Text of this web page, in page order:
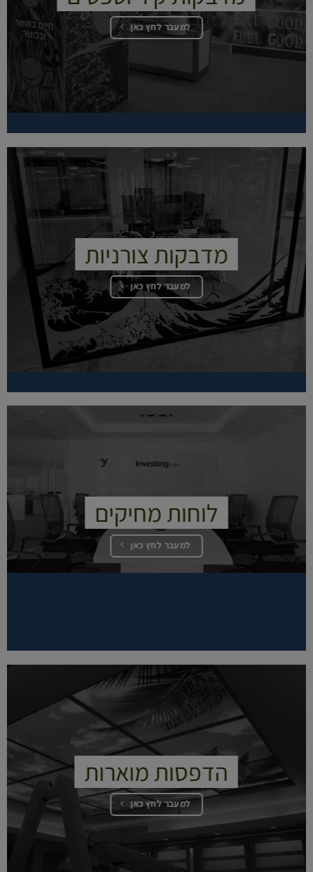
למעבר לחץ כאן
מדבקות צורניות
למעבר לחץ כאן
לוחות מחיקים
למעבר לחץ כאן
הדפסות מוארות
למעבר לחץ כאן